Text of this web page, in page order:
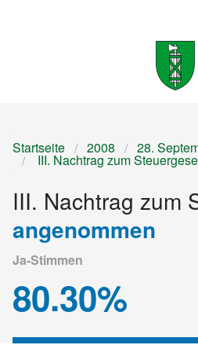
Startseite 2008 28.
III. Nachtrag zum
III. Nachtrag zum
angenommen
Ja-Stimmen
80.30%